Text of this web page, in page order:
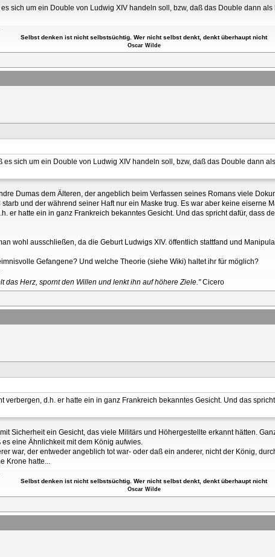
sich um ein Double von Ludwig XIV handeln soll, bzw, daß das Double dann
Selbst denken ist nicht selbstsüchtig. Wer nicht selbst denkt, denkt überhaupt nicht
Oscar Wilde
sich um ein Double von Ludwig XIV handeln soll, bzw, daß das Double dann
Dumas dem Älteren, der angeblich beim Verfassen seines Romans viele
und der während seiner Haft nur ein Maske trug. Es war aber keine eiserne
er hatte ein in ganz Frankreich bekanntes Gesicht. Und das spricht dafür, dass
wohl ausschließen, da die Geburt Ludwigs XIV. öffentlich stattfand und
Gefangene? Und welche Theorie (siehe Wiki) haltet ihr für möglich?
das Herz, spornt den Willen und lenkt ihn auf höhere Ziele."Cicero
verbergen, d.h. er hatte ein in ganz Frankreich bekanntes Gesicht. Und das
Sicherheit ein Gesicht, das viele Militärs und Höhergestellte erkannt hätten.
eine Ähnlichkeit mit dem König aufwies.
war, der entweder angeblich tot war- oder daß ein anderer, nicht der König,
Krone hatte...
Selbst denken ist nicht selbstsüchtig. Wer nicht selbst denkt, denkt überhaupt nicht
Oscar Wilde